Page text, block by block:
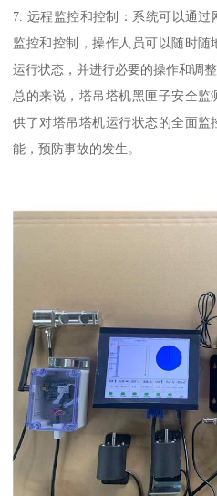
7. 远程监控和控制：系统可以通
监控和控制，操作人员可以随时
运行状态，并进行必要的操作和调整
总的来说，塔吊塔机黑匣子安全
供了对塔吊塔机运行状态的全面
能，预防事故的发生。